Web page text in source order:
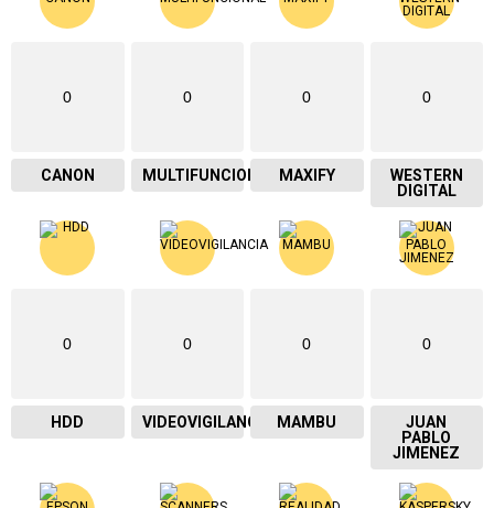
0
CANON
0
MULTIFUNCIONAL
0
MAXIFY
0
WESTERN
DIGITAL
0
HDD
0
VIDEOVIGILANCIA
0
MAMBU
0
JUAN
PABLO
JIMENEZ